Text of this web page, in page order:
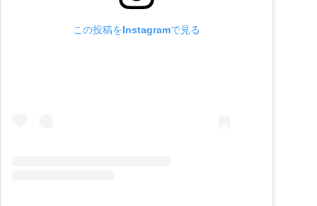
この投稿をInstagramで見る